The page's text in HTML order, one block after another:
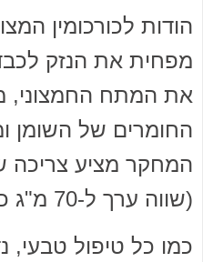
הודות לכורכומין
מפחית את הנזק
את המתח החמצוני,
החומרים של השומן
(שווה ערך ל-70 מ"ג כורכומין) ביום.
כמו כל טיפול טבעי,